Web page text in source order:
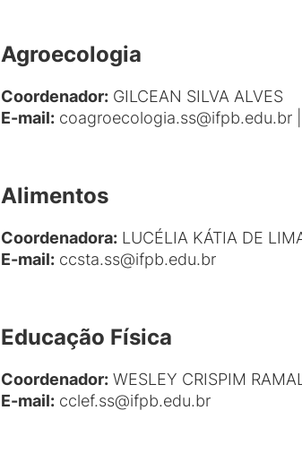
Agroecologia
Coordenador: GILCEAN SILVA ALVES
E-mail: coagroecologia.ss@ifpb.edu.br
Alimentos
Coordenadora: LUCÉLIA KÁTIA DE
E-mail: ccsta.ss@ifpb.edu.br
Educação Física
Coordenador: WESLEY CRISPIM
E-mail: cclef.ss@ifpb.edu.br